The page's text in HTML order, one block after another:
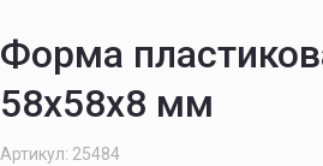
Форма
58х58х8 мм
Артикул: 25484